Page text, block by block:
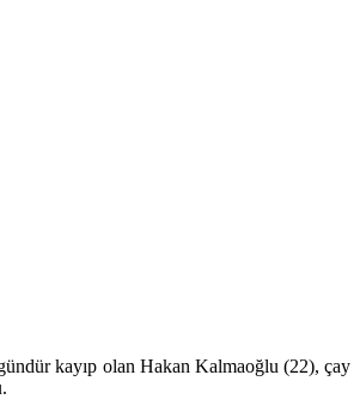
kayıp olan Hakan Kalmaoğlu (22), çay